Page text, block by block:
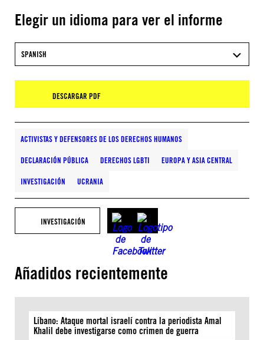
Elegir un idioma para ver el informe
SPANISH
DESCARGAR PDF
ACTIVISTAS Y DEFENSORES DE LOS DERECHOS HUMANOS
DECLARACIÓN PÚBLICA DERECHOS LGBTI EUROPA Y ASIA CENTRAL
INVESTIGACIÓN UCRANIA
INVESTIGACIÓN
Añadidos recientemente
Líbano: Ataque mortal israelí contra la periodista Amal
Khalil debe investigarse como crimen de guerra